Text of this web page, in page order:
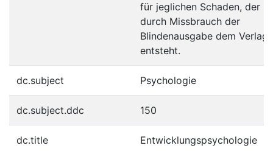
für jeglichen Schaden, der
durch Missbrauch der
Blindenausgabe dem Verlag
entsteht.
dc.subject Psychologie
dc.subject.ddc 150
dc.title Entwicklungspsychologie